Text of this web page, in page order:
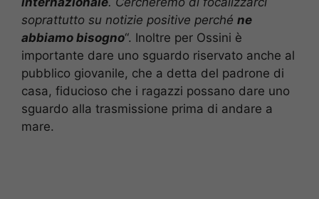
soprattutto su notizie positive perché ne
abbiamo bisogno“. Inoltre per Ossini è
importante dare uno sguardo riservato anche al
pubblico giovanile, che a detta del padrone di
casa, fiducioso che i ragazzi possano dare uno
sguardo alla trasmissione prima di andare a
mare.